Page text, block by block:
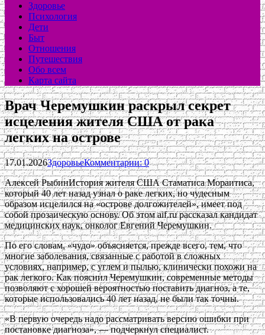
Здоровье
Психология
Дети
Быт
Отношения
Путешествия
Обо всем
Карта сайта
Врач Черемушкин раскрыл секрет
исцеления жителя США от рака
легких на острове
17.01.2026ЗдоровьеКомментарии: 0
Алексей РыбинИстория жителя США Стаматиса Мораитиса,
который 40 лет назад узнал о раке легких, но чудесным
образом исцелился на «острове долгожителей», имеет под
собой прозаическую основу. Об этом aif.ru рассказал кандидат
медицинских наук, онколог Евгений Черемушкин.
По его словам, «чудо» объясняется, прежде всего, тем, что
многие заболевания, связанные с работой в сложных
условиях, например, с углем и пылью, клинически похожи на
рак легкого. Как пояснил Черемушкин, современные методы
позволяют с хорошей вероятностью поставить диагноз, а те,
которые использовались 40 лет назад, не были так точны.
«В первую очередь надо рассматривать версию ошибки при
постановке диагноза», — подчеркнул специалист.